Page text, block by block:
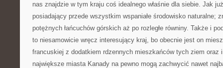
nas znajdzie w tym kraju coś idealnego właśnie dla siebie. Jak
posiadający przede wszystkim wspaniałe środowisko naturalne;
potężnych łańcuchów górskich aż po rozległe równiny. Także i
to niesamowicie wręcz interesujący kraj, bo obecnie jest on
francuskiej z dodatkiem rdzennych mieszkańców tych ziem oraz
największe miasta Kanady na pewno mogą zachwycić nawet